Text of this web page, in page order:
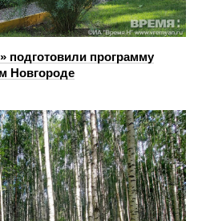
подготовили программу
Новгороде